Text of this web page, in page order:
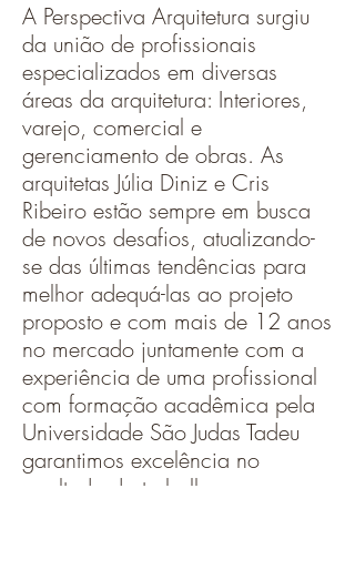
A Perspectiva Arquitetura surgiu
da união de profissionais
especializados em diversas
áreas da arquitetura: Interiores,
varejo, comercial e
gerenciamento de obras. As
arquitetas Júlia Diniz e Cris
Ribeiro estão sempre em busca
de novos desafios, atualizando-
se das últimas tendências para
melhor adequá-las ao projeto
proposto e com mais de 12 anos
no mercado juntamente com a
experiência de uma profissional
com formação acadêmica pela
Universidade São Judas Tadeu
garantimos excelência no
resultado do trabalho.